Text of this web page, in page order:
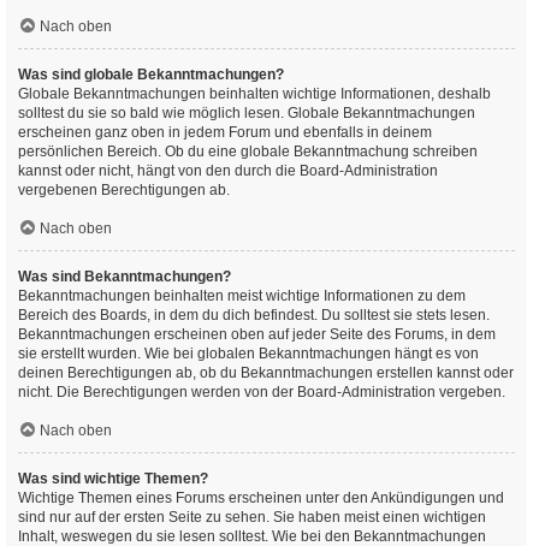
Nach oben
Was sind globale Bekanntmachungen?
Globale Bekanntmachungen beinhalten wichtige Informationen, deshalb
solltest du sie so bald wie möglich lesen. Globale Bekanntmachungen
erscheinen ganz oben in jedem Forum und ebenfalls in deinem
persönlichen Bereich. Ob du eine globale Bekanntmachung schreiben
kannst oder nicht, hängt von den durch die Board-Administration
vergebenen Berechtigungen ab.
Nach oben
Was sind Bekanntmachungen?
Bekanntmachungen beinhalten meist wichtige Informationen zu dem
Bereich des Boards, in dem du dich befindest. Du solltest sie stets lesen.
Bekanntmachungen erscheinen oben auf jeder Seite des Forums, in dem
sie erstellt wurden. Wie bei globalen Bekanntmachungen hängt es von
deinen Berechtigungen ab, ob du Bekanntmachungen erstellen kannst oder
nicht. Die Berechtigungen werden von der Board-Administration vergeben.
Nach oben
Was sind wichtige Themen?
Wichtige Themen eines Forums erscheinen unter den Ankündigungen und
sind nur auf der ersten Seite zu sehen. Sie haben meist einen wichtigen
Inhalt, weswegen du sie lesen solltest. Wie bei den Bekanntmachungen